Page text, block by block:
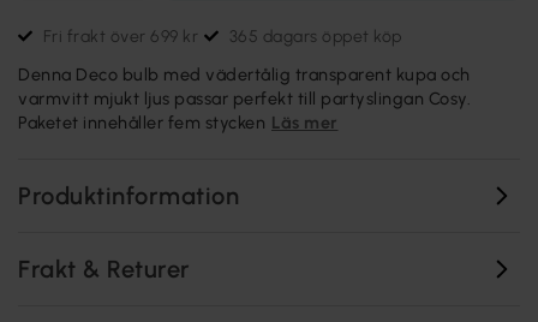
Fri frakt över 699 kr 365 dagars öppet köp
Denna Deco bulb med vädertålig transparent kupa och
varmvitt mjukt ljus passar perfekt till partyslingan Cosy.
Paketet innehåller fem stycken Läs mer
Produktinformation
Frakt & Returer